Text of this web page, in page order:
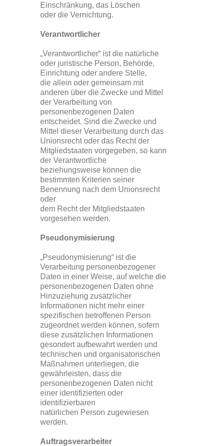
Einschränkung, das Löschen
oder die Vernichtung.
Verantwortlicher
„Verantwortlicher“ ist die natürliche
oder juristische Person, Behörde,
Einrichtung oder andere Stelle,
die allein oder gemeinsam mit
anderen über die Zwecke und Mittel
der Verarbeitung von
personenbezogenen Daten
entscheidet. Sind die Zwecke und
Mittel dieser Verarbeitung durch das
Unionsrecht oder das Recht der
Mitgliedstaaten vorgegeben, so kann
der Verantwortliche
beziehungsweise können die
bestimmten Kriterien seiner
Benennung nach dem Unionsrecht
oder
dem Recht der Mitgliedstaaten
vorgesehen werden.
Pseudonymisierung
„Pseudonymisierung“ ist die
Verarbeitung personenbezogener
Daten in einer Weise, auf welche die
personenbezogenen Daten ohne
Hinzuziehung zusätzlicher
Informationen nicht mehr einer
spezifischen betroffenen Person
zugeordnet werden können, sofern
diese zusätzlichen Informationen
gesondert aufbewahrt werden und
technischen und organisatorischen
Maßnahmen unterliegen, die
gewährleisten, dass die
personenbezogenen Daten nicht
einer identifizierten oder
identifizierbaren
natürlichen Person zugewiesen
werden.
Auftragsverarbeiter